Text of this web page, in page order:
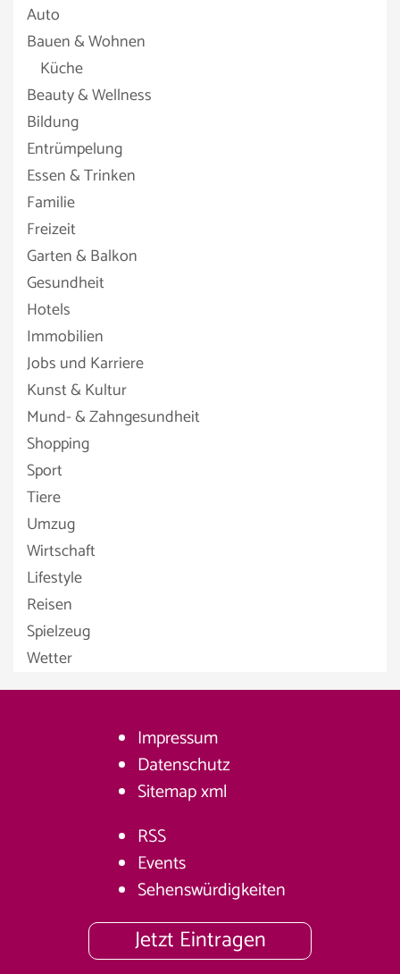
Auto
Bauen & Wohnen
Küche
Beauty & Wellness
Bildung
Entrümpelung
Essen & Trinken
Familie
Freizeit
Garten & Balkon
Gesundheit
Hotels
Immobilien
Jobs und Karriere
Kunst & Kultur
Mund- & Zahngesundheit
Shopping
Sport
Tiere
Umzug
Wirtschaft
Lifestyle
Reisen
Spielzeug
Wetter
Impressum
Datenschutz
Sitemapxml
RSS
Events
Sehenswürdigkeiten
Jetzt Eintragen